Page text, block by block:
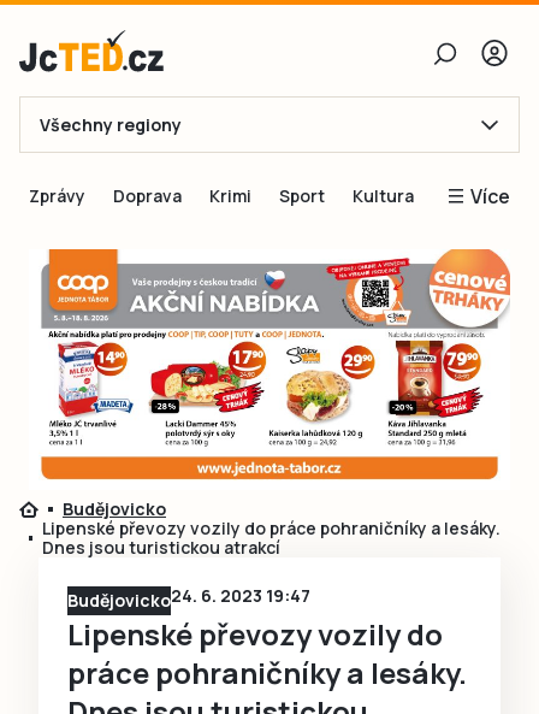
E-mail
Obnovit heslo
Přihlásit se
Přihlásit se přes Facebook
Ještě nemám účet, chci seRegistrovat
Všechny regiony
Zprávy Doprava Krimi Sport Kultura Více
Inspirace
Čtenáři píší
Speciální přílohy
Inzerce
Budějovicko
Lipenské převozy vozily do práce pohraničníky a lesáky.
Dnes jsou turistickou atrakcí
Budějovicko24. 6. 2023 19:47
Lipenské převozy vozily do
práce pohraničníky a lesáky.